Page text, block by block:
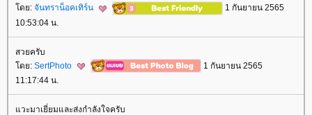
ดย: จันทราน็อคเทิร์น
1 กันยายน 2565
10:53:04 น.
สวยครับ
ดย: SertPhoto
1 กันยายน 2565
11:17:44 น.
วะมาเยี่ยมและส่งกำลังใจครับ